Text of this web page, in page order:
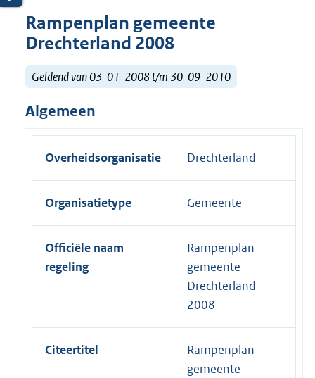
Rampenplan gemeente
Drechterland 2008
Geldend van 03-01-2008 t/m 30-09-2010
Algemeen
Overheidsorganisatie Drechterland
Organisatietype Gemeente
Officiële naam
regeling
Rampenplan
gemeente
Drechterland
2008
Citeertitel
Rampenplan
gemeente